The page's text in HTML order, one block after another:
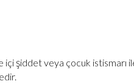
içi şiddet veya çocuk istismarı